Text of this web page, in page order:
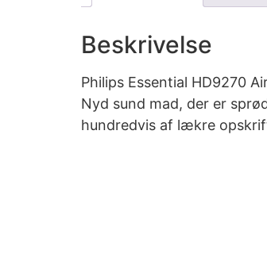
Beskrivelse
Philips Essential HD9270
Nyd sund mad, der er
hundredvis af lækre